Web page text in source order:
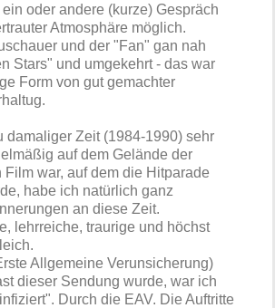
oder andere (kurze) Gespräch
Atmosphäre möglich.
und der "Fan" gan nah
Stars" und umgekehrt - das war
Form von gut gemachter
damaliger Zeit (1984-1990) sehr
auf dem Gelände der
Film war, auf dem die Hitparade
habe ich natürlich ganz
an diese Zeit.
lehrreiche, traurige und höchst
Allgemeine Verunsicherung)
dieser Sendung wurde, war ich
Durch die EAV. Die Auftritte